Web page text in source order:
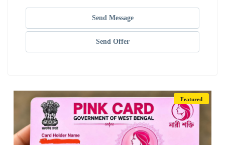
Send Message
Send Offer
Featured